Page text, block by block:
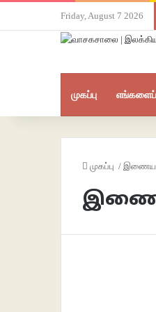
Friday, August 7 2026
முகப்பு எங்களைப்
முகப்பு / இணைய